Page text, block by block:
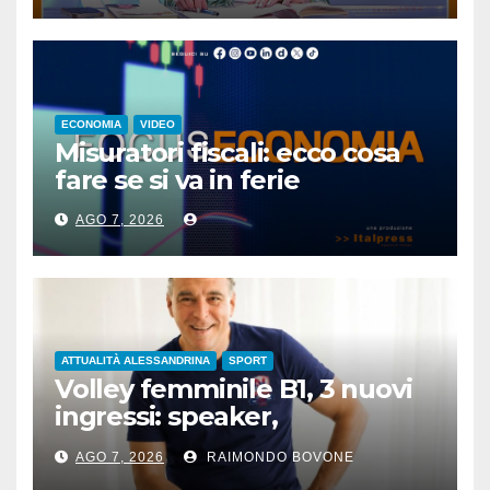
ECONOMIA VIDEO
Misuratori fiscali: ecco cosa
fare se si va in ferie
AGO 7, 2026
ATTUALITÀ ALESSANDRINA SPORT
Volley femminile B1, 3 nuovi
ingressi: speaker,
preparatore atletico e team
manager
AGO 7, 2026 RAIMONDO BOVONE